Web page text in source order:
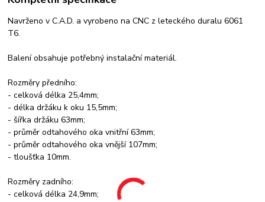
Navrženo v C.A.D. a vyrobeno na CNC z leteckého duralu 6061
T6.
Balení obsahuje potřebný instalační materiál.
Rozměry předního:
- celková délka 25,4mm;
- délka držáku k oku 15,5mm;
- šířka držáku 63mm;
- průměr odtahového oka vnitřní 63mm;
- průměr odtahového oka vnější 107mm;
- tloušťka 10mm.
Rozměry zadního:
- celková délka 24,9mm;